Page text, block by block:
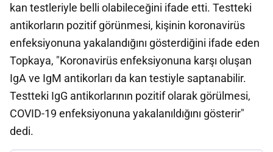
kan testleriyle belli olabileceğini ifade etti. Testteki
antikorların pozitif görünmesi, kişinin koronavirüs
enfeksiyonuna yakalandığını gösterdiğini ifade eden
Topkaya, "Koronavirüs enfeksiyonuna karşı oluşan
IgA ve IgM antikorları da kan testiyle saptanabilir.
Testteki IgG antikorlarının pozitif olarak görülmesi,
COVID-19 enfeksiyonuna yakalanıldığını gösterir"
dedi.